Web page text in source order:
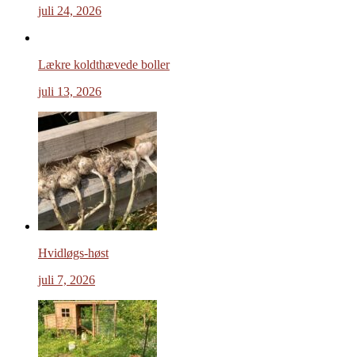
juli 24, 2026
Lækre koldthævede boller
juli 13, 2026
Hvidløgs-høst
juli 7, 2026